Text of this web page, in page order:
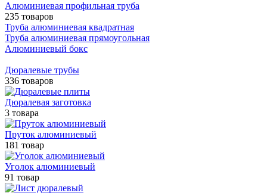
Алюминиевая профильная труба
235 товаров
Труба алюминиевая квадратная
Труба алюминиевая прямоугольная
Алюминиевый бокс
Дюралевые трубы
336 товаров
Дюралевая заготовка
3 товара
Пруток алюминиевый
181 товар
Уголок алюминиевый
91 товар